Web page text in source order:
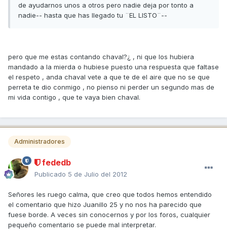
de ayudarnos unos a otros pero nadie deja por tonto a
nadie-- hasta que has llegado tu ¨EL LISTO¨--
pero que me estas contando chaval?¿ , ni que los hubiera
mandado a la mierda o hubiese puesto una respuesta que faltase
el respeto , anda chaval vete a que te de el aire que no se que
perreta te dio conmigo , no pienso ni perder un segundo mas de
mi vida contigo , que te vaya bien chaval.
Administradores
fededb
Publicado 5 de Julio del 2012
Señores les ruego calma, que creo que todos hemos entendido
el comentario que hizo Juanillo 25 y no nos ha parecido que
fuese borde. A veces sin conocernos y por los foros, cualquier
pequeño comentario se puede mal interpretar.